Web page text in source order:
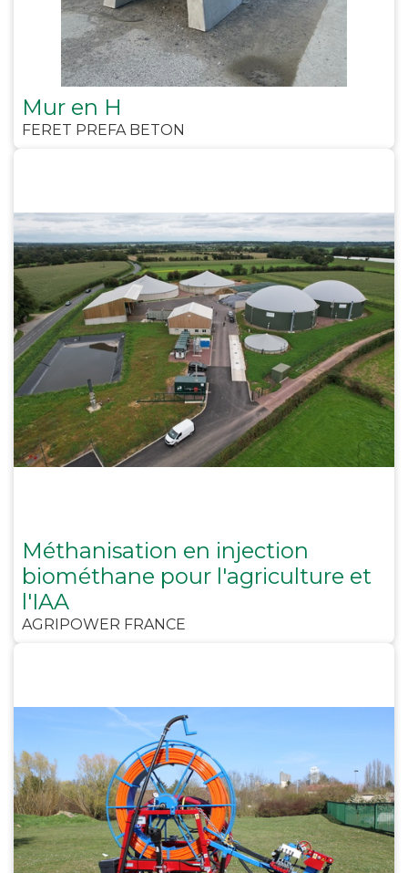
Mur en H
FERET PREFA BETON
Méthanisation en injection
biométhane pour l'agriculture et
l'IAA
AGRIPOWER FRANCE